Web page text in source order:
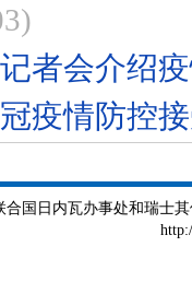
者会介绍
疫情防控
国日内瓦办事处和瑞士